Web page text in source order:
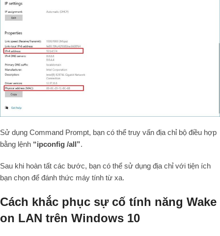
Sử dụng Command Prompt, bạn có thể truy vấn địa chỉ bộ điều hợp
bằng lệnh “ipconfig /all”.
Sau khi hoàn tất các bước, bạn có thể sử dụng địa chỉ với tiện ích
bạn chọn để đánh thức máy tính từ xa.
Cách khắc phục sự cố tính năng Wake
on LAN trên Windows 10